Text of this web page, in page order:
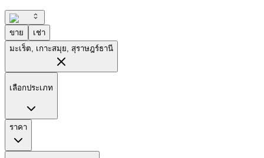
ขาย
เช่า
มะเร็ต, เกาะสมุย, สุราษฎร์ธานี
เลือกประเภท
ราคา